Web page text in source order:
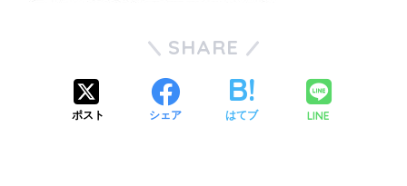
SHARE
ポスト シェア はてブ LINE